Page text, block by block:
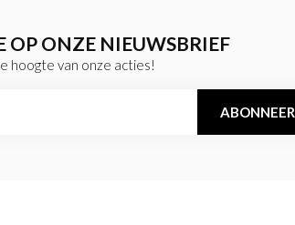
OP ONZE NIEUWSBRIEF
hoogte van onze acties!
ABONNEER